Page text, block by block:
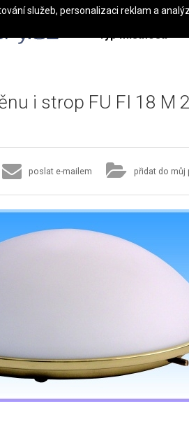
Typ místnosti
i strop FU FI 18 M
poslat e-mailem přidat do můj
služeb, personalizaci reklam a